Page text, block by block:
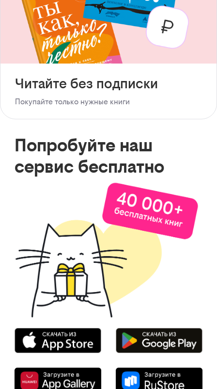
Читайте без подписки
Покупайте только нужные книги
Попробуйте наш
сервис бесплатно